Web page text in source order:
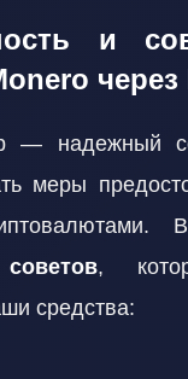
и
через
— надежный
меры
,
средства: